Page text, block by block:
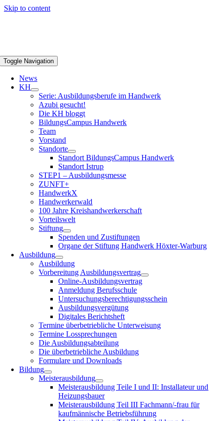
Skip to content
Toggle Navigation
News
KH
Serie: Ausbildungsberufe im Handwerk
Azubi gesucht!
Die KH bloggt
BildungsCampus Handwerk
Team
Vorstand
Standorte
Standort BildungsCampus Handwerk
Standort Istrup
STEP1 – Ausbildungsmesse
ZUNFT+
HandwerkX
Handwerkerwald
100 Jahre Kreishandwerkerschaft
Vorteilswelt
Stiftung
Spenden und Zustiftungen
Organe der Stiftung Handwerk Höxter-Warburg
Ausbildung
Ausbildung
Vorbereitung Ausbildungsvertrag
Online-Ausbildungsvertrag
Anmeldung Berufsschule
Untersuchungsberechtigungsschein
Ausbildungsvergütung
Digitales Berichtsheft
Termine überbetriebliche Unterweisung
Termine Lossprechungen
Die Ausbildungsabteilung
Die überbetriebliche Ausbildung
Formulare und Downloads
Bildung
Meisterausbildung
Meisterausbildung Teile I und II: Installateur und
Heizungsbauer
Meisterausbildung Teil III Fachmann/-frau für
kaufmännische Betriebsführung